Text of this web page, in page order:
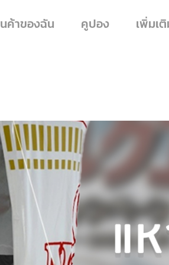
ค้าของฉัน คูปอง เพิ่มเ